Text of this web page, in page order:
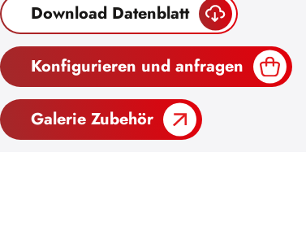
Download Datenblatt
Konfigurieren und anfragen
Galerie Zubehör